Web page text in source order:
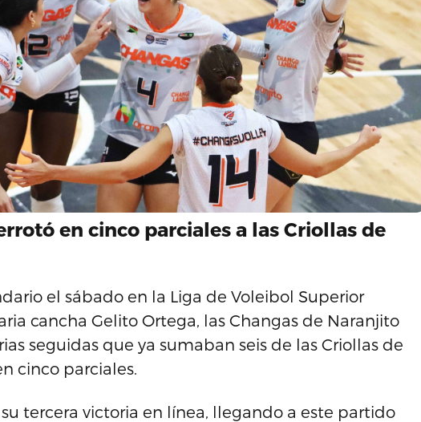
en cinco parciales a las Criollas de
el sábado en la Liga de Voleibol Superior
cancha Gelito Ortega, las Changas de Naranjito
seguidas que ya sumaban seis de las Criollas de
cinco parciales.
tercera victoria en línea, llegando a este partido